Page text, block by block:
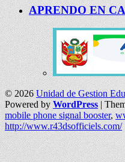
APRENDO EN
© 2026Unidad de Gestion
Powered byWordPress |
mobile phone signal booster,
http://www.r43dsofficiels.com/